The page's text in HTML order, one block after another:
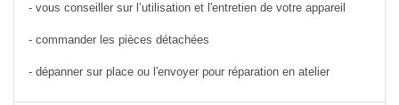
- vous conseiller sur l’utilisation et l'entretien de votre appareil
- commander les pièces détachées
- dépanner sur place ou l'envoyer pour réparation en atelier